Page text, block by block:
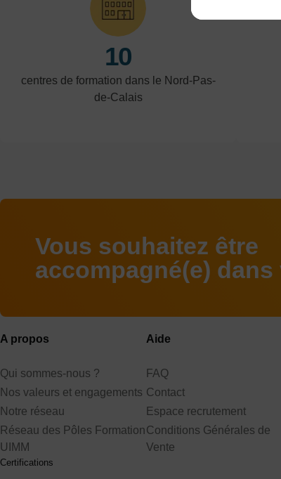
10
centres de formation dans le Nord-Pas-
de-Calais
Vous souhaitez être
accompagné(e)
A propos
Qui sommes-nous ?
Nos valeurs et engagements
Notre réseau
Réseau des Pôles Formation
UIMM
Aide
FAQ
Contact
Espace recrutement
Conditions Générales de
Vente
Certifications